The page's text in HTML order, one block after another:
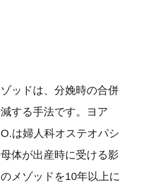
ッドは、分娩時の合併
する手法です。ヨア
は婦人科オステオパシ
体が出産時に受ける影
メゾッドを10年以上に